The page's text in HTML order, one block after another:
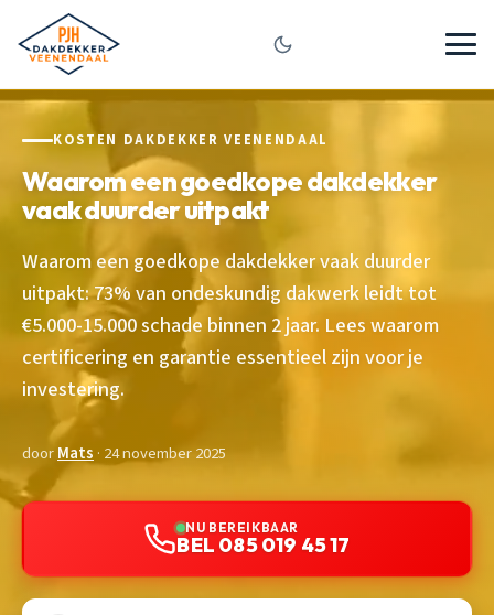
KOSTEN DAKDEKKER VEENENDAAL
Waarom een goedkope dakdekker
vaak duurder uitpakt
Waarom een goedkope dakdekker vaak duurder
uitpakt: 73% van ondeskundig dakwerk leidt tot
€5.000-15.000 schade binnen 2 jaar. Lees waarom
certificering en garantie essentieel zijn voor je
investering.
doorMats · 24 november 2025
NU BEREIKBAAR
BEL 085 019 45 17